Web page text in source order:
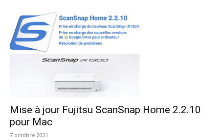
Mise à jour Fujitsu ScanSnap Home 2.2.10
pour Mac
7 octobre 2021